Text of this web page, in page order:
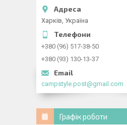
Харків, Україна
+380 (96) 517-38-50
+380 (93) 130-13-37
campstyle.post@gmail.com
Графік роботи